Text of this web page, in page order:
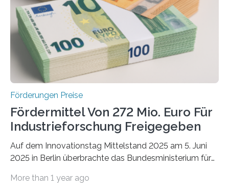
Förderungen Preise
Fördermittel Von 272 Mio. Euro Für
Industrieforschung Freigegeben
Auf dem Innovationstag Mittelstand 2025 am 5. Juni
2025 in Berlin überbrachte das Bundesministerium für
Überplanmäßige Verpflichtungsermächtigungen in
More than 1 year ago